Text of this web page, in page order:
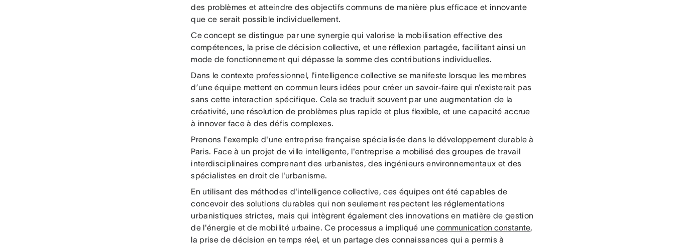
des problèmes et atteindre des objectifs communs de manière plus efficace et innovante
que ce serait possible individuellement.
Ce concept se distingue par une synergie qui valorise la mobilisation effective des
compétences, la prise de décision collective, et une réflexion partagée, facilitant ainsi un
mode de fonctionnement qui dépasse la somme des contributions individuelles.
Dans le contexte professionnel, l'intelligence collective se manifeste lorsque les membres
d’une équipe mettent en commun leurs idées pour créer un savoir-faire qui n’existerait pas
sans cette interaction spécifique. Cela se traduit souvent par une augmentation de la
créativité, une résolution de problèmes plus rapide et plus flexible, et une capacité accrue
à innover face à des défis complexes.
Prenons l'exemple d'une entreprise française spécialisée dans le développement durable à
Paris. Face à un projet de ville intelligente, l'entreprise a mobilisé des groupes de travail
interdisciplinaires comprenant des urbanistes, des ingénieurs environnementaux et des
spécialistes en droit de l'urbanisme.
En utilisant des méthodes d'intelligence collective, ces équipes ont été capables de
concevoir des solutions durables qui non seulement respectent les réglementations
urbanistiques strictes, mais qui intègrent également des innovations en matière de gestion
de l'énergie et de mobilité urbaine. Ce processus a impliqué unecommunication constante,
la prise de décision en temps réel, et un partage des connaissances qui a permis à